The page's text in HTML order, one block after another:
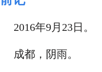
2016年9月23日。
成都，阴雨。